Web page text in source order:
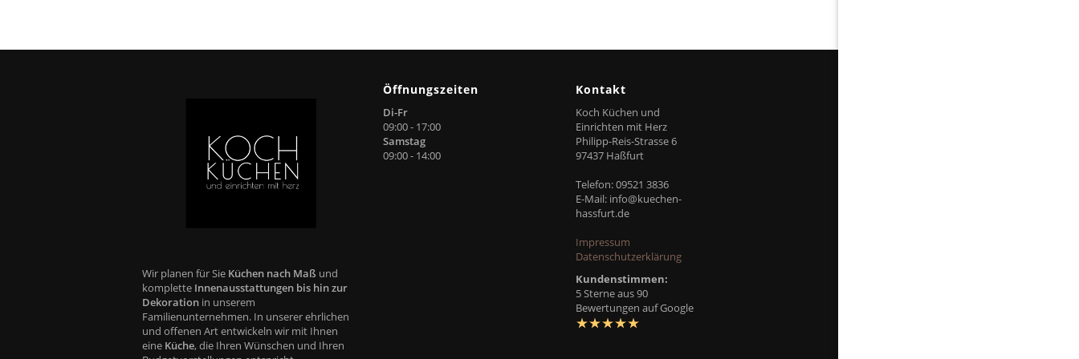
Wir planen für Sie Küchen nach Maß und
komplette Innenausstattungen bis hin zur
Dekoration in unserem
Familienunternehmen. In unserer ehrlichen
und offenen Art entwickeln wir mit Ihnen
eine Küche, die Ihren Wünschen und Ihren
Öffnungszeiten
Di-Fr
09:00 - 17:00
Samstag
09:00 - 14:00
Kontakt
Koch Küchen und
Einrichten mit Herz
Philipp-Reis-Strasse 6
97437 Haßfurt
Telefon: 09521 3836
E-Mail: info@kuechen-
hassfurt.de
Impressum
Datenschutzerklärung
Kundenstimmen:
5 Sterne aus 90
Bewertungen auf Google